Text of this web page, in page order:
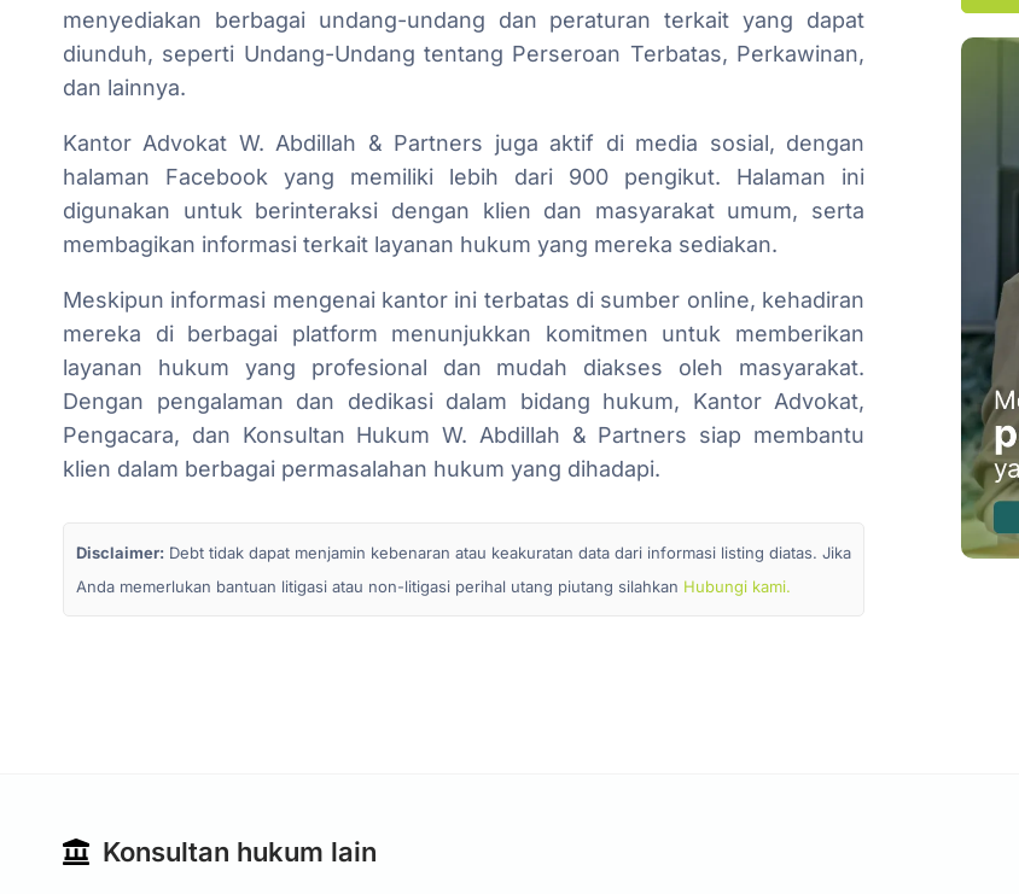
menyediakan berbagai undang-undang dan peraturan terkait yang dapat
diunduh, seperti Undang-Undang tentang Perseroan Terbatas, Perkawinan,
dan lainnya.
Kantor Advokat W. Abdillah & Partners juga aktif di media sosial, dengan
halaman Facebook yang memiliki lebih dari 900 pengikut. Halaman ini
digunakan untuk berinteraksi dengan klien dan masyarakat umum, serta
membagikan informasi terkait layanan hukum yang mereka sediakan.
Meskipun informasi mengenai kantor ini terbatas di sumber online, kehadiran
mereka di berbagai platform menunjukkan komitmen untuk memberikan
layanan hukum yang profesional dan mudah diakses oleh masyarakat.
Dengan pengalaman dan dedikasi dalam bidang hukum, Kantor Advokat,
Pengacara, dan Konsultan Hukum W. Abdillah & Partners siap membantu
klien dalam berbagai permasalahan hukum yang dihadapi.
Disclaimer: Debt tidak dapat menjamin kebenaran atau keakuratan data dari informasi listing diatas. Jika
Anda memerlukan bantuan litigasi atau non-litigasi perihal utang piutang silahkan Hubungi kami.
Konsultan hukum lain